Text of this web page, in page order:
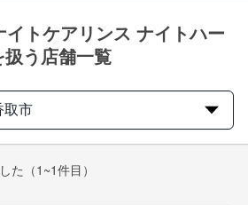
トケアリンス ナイトハー
う店舗一覧
取市
た （1~1件目）